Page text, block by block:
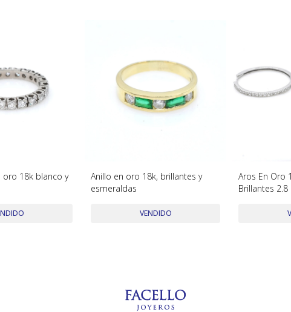
oro 18k blanco y
Anillo en oro 18k, brillantes y
esmeraldas
VENDIDO
Aros En Oro
Brillantes